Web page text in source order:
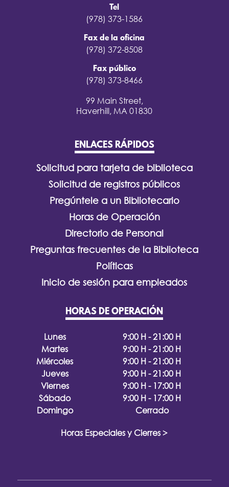
Tel
(978) 373-1586
Fax de la oficina
(978) 372-8508
Fax público
(978) 373-8466
99 Main Street,
Haverhill, MA 01830
ENLACES RÁPIDOS
Solicitud para tarjeta de biblioteca
Solicitud de registros públicos
Pregúntele a un Bibliotecario
Horas de Operación
Directorio de Personal
Preguntas frecuentes de la Biblioteca
Políticas
Inicio de sesión para empleados
HORAS DE OPERACIÓN
Lunes
9:00 H - 21:00 H
Martes
9:00 H - 21:00 H
Miércoles
9:00 H - 21:00 H
Jueves
9:00 H - 21:00 H
Viernes
9:00 H - 17:00 H
Sábado
9:00 H - 17:00 H
Domingo
Cerrado
Horas Especiales y Cierres >